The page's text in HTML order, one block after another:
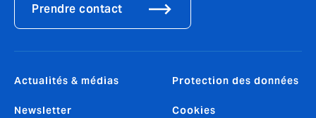
Prendre contact
Actualités & médias
Newsletter
Protection des données
Cookies